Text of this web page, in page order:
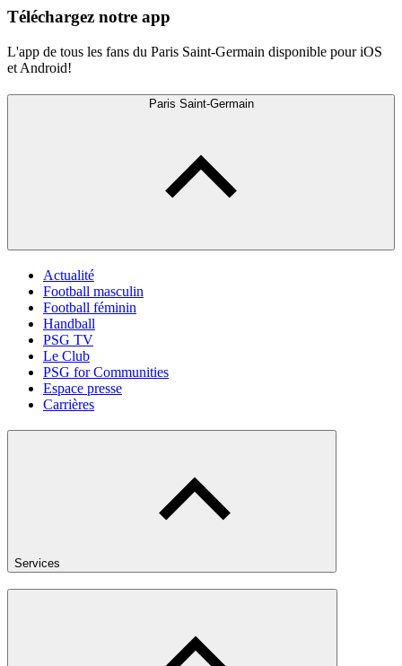
Téléchargez notre app
L'app de tous les fans du Paris Saint-Germain disponible pour iOS
et Android!
Paris Saint-Germain
Actualité
Football masculin
Football féminin
Handball
PSG TV
Le Club
PSG for Communities
Espace presse
Carrières
Services